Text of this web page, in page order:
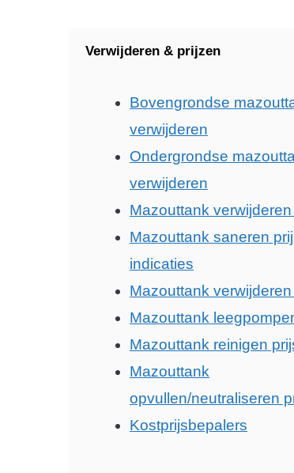
Verwijderen & prijzen
Bovengrondse
verwijderen
Ondergrondse
verwijderen
Mazouttank
Mazouttank saneren
indicaties
Mazouttank verwijderen
Mazouttank
Mazouttank reinigen
Mazouttank
opvullen/neutraliseren
Kostprijsbepalers